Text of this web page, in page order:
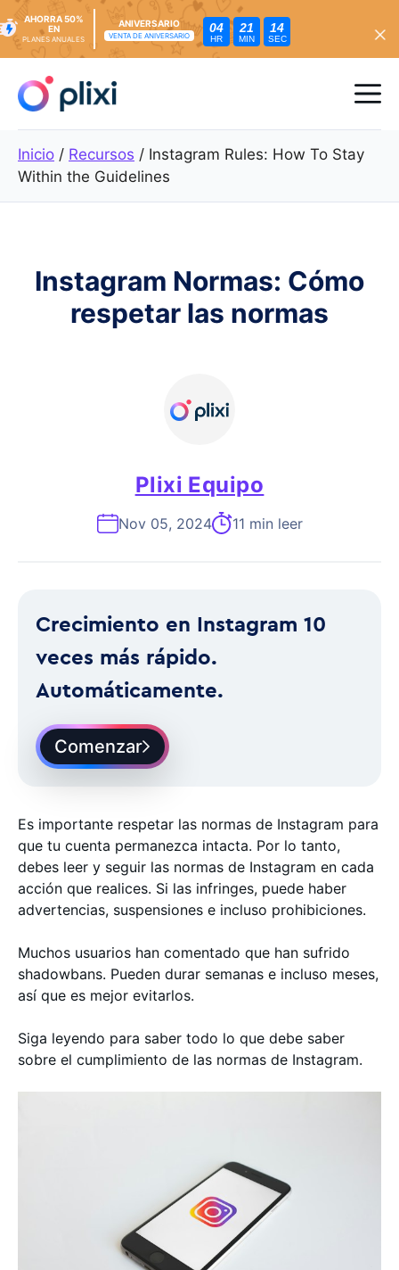
contenido
AHORRA 50%
EN
PLANES ANUALES
ANIVERSARIO
VENTA DE ANIVERSARIO
04
HR
21
MIN
13
SEC
Inicio / Recursos / Instagram Rules: How To Stay
Within the Guidelines
Instagram Normas: Cómo
respetar las normas
Plixi Equipo
Nov 05, 2024 11 min leer
Crecimiento en Instagram 10
veces más rápido.
Automáticamente.
Comenzar
Es importante respetar las normas de Instagram para
que tu cuenta permanezca intacta. Por lo tanto,
debes leer y seguir las normas de Instagram en cada
acción que realices. Si las infringes, puede haber
advertencias, suspensiones e incluso prohibiciones.
Muchos usuarios han comentado que han sufrido
shadowbans. Pueden durar semanas e incluso meses,
así que es mejor evitarlos.
Siga leyendo para saber todo lo que debe saber
sobre el cumplimiento de las normas de Instagram.